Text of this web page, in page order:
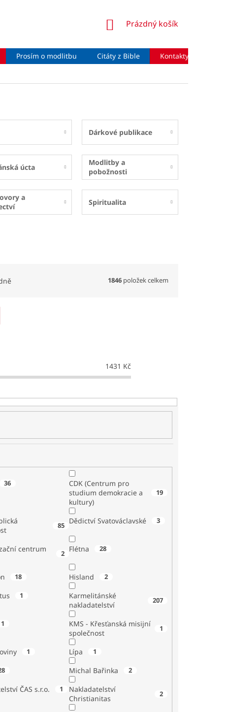
NÁKUPNÍ
Prázdný košík
Prosím o modlitbu Citáty z Bible Kontakty
Dárkové publikace
úcta
Modlitby a
pobožnosti
a
Spiritualita
1846 položek celkem
1431 Kč
36
CDK (Centrum pro
studium demokracie a
kultury)
19
85 Dědictví Svatováclavské 3
centrum
2 Flétna 28
18 Hisland 2
1
Karmelitánské
nakladatelství
207
1
KMS - Křesťanská misijní
společnost
1
1 Lípa 1
Michal Bařinka 2
ČAS s.r.o. 1
Nakladatelství
Christianitas
2